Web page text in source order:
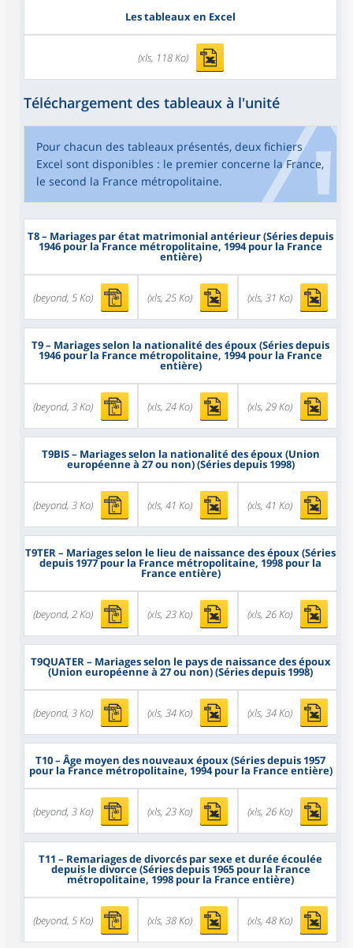
Les tableaux en Excel
(xls, 118 Ko)
Téléchargement des tableaux à l'unité
Pour chacun des tableaux présentés, deux fichiers
Excel sont disponibles : le premier concerne la France,
le second la France métropolitaine.
T8– Mariages par état matrimonial antérieur (Séries depuis
1946 pour la France métropolitaine, 1994 pour la France
entière)
(beyond, 5 Ko) (xls, 25 Ko) (xls, 31 Ko)
T9– Mariages selon la nationalité des époux (Séries depuis
1946 pour la France métropolitaine, 1994 pour la France
entière)
(beyond, 3 Ko) (xls, 24 Ko) (xls, 29 Ko)
T9BIS– Mariages selon la nationalité des époux (Union
européenne à 27 ou non) (Séries depuis 1998)
(beyond, 3 Ko) (xls, 41 Ko) (xls, 41 Ko)
T9TER– Mariages selon le lieu de naissance des époux (Séries
depuis 1977 pour la France métropolitaine, 1998 pour la
France entière)
(beyond, 2 Ko) (xls, 23 Ko) (xls, 26 Ko)
T9QUATER– Mariages selon le pays de naissance des époux
(Union européenne à 27 ou non) (Séries depuis 1998)
(beyond, 3 Ko) (xls, 34 Ko) (xls, 34 Ko)
T10– Âge moyen des nouveaux époux (Séries depuis 1957
pour la France métropolitaine, 1994 pour la France entière)
(beyond, 3 Ko) (xls, 23 Ko) (xls, 26 Ko)
T11 – Remariages de divorcés par sexe et durée écoulée
depuis le divorce (Séries depuis 1965 pour la France
métropolitaine, 1998 pour la France entière)
(beyond, 5 Ko) (xls, 38 Ko) (xls, 48 Ko)